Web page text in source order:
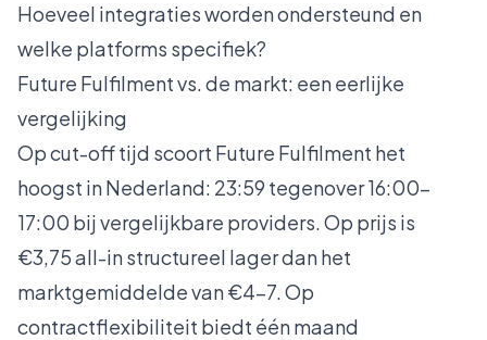
Hoeveel integraties worden ondersteund en
welke platforms specifiek?
Future Fulfilment vs. de markt: een eerlijke
vergelijking
Op cut-off tijd scoort Future Fulfilment het
hoogst in Nederland: 23:59 tegenover 16:00–
17:00 bij vergelijkbare providers. Op prijs is
€3,75 all-in structureel lager dan het
marktgemiddelde van €4–7. Op
contractflexibiliteit biedt één maand